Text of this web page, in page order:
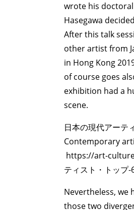
wrote his
Hasegawa
After this talk
other artist from
in Hong Kong
of course goes
exhibition had a
scene.
日本の現代アーテ
Contemporary
https://art-
ティスト・トップ
Nevertheless, we
those two